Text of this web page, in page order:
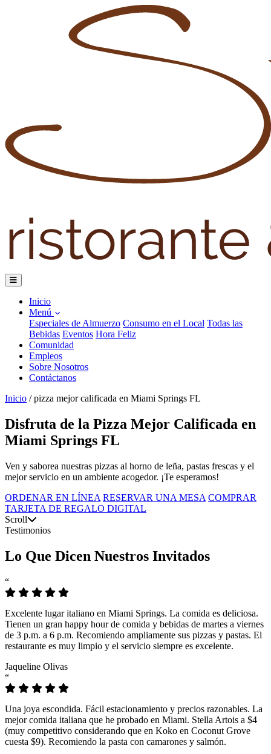
Inicio
Menú
Especiales de Almuerzo Consumo en el Local Todas las
Bebidas Eventos Hora Feliz
Comunidad
Empleos
Sobre Nosotros
Contáctanos
Inicio / pizza mejor calificada en Miami Springs FL
Disfruta de la Pizza Mejor Calificada en
Miami Springs FL
Ven y saborea nuestras pizzas al horno de leña, pastas frescas y el
mejor servicio en un ambiente acogedor. ¡Te esperamos!
ORDENAR EN LÍNEA RESERVAR UNA MESA COMPRAR
TARJETA DE REGALO DIGITAL
Scroll
Testimonios
Lo Que Dicen Nuestros Invitados
“
Excelente lugar italiano en Miami Springs. La comida es deliciosa.
Tienen un gran happy hour de comida y bebidas de martes a viernes
de 3 p.m. a 6 p.m. Recomiendo ampliamente sus pizzas y pastas. El
restaurante es muy limpio y el servicio siempre es excelente.
Jaqueline Olivas
“
Una joya escondida. Fácil estacionamiento y precios razonables. La
mejor comida italiana que he probado en Miami. Stella Artois a $4
(muy competitivo considerando que en Koko en Coconut Grove
cuesta $9). Recomiendo la pasta con camarones y salmón.